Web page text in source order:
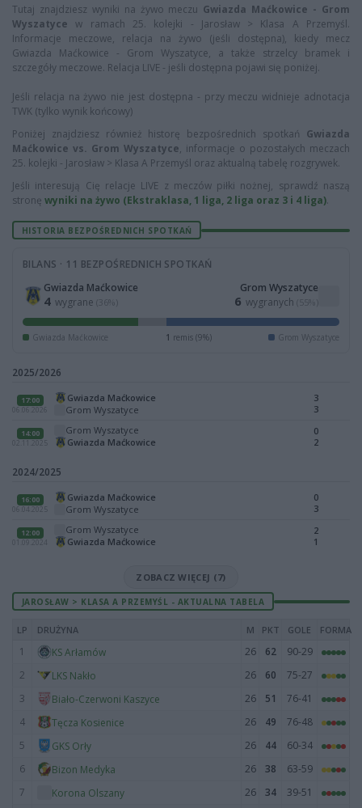
Tutaj znajdziesz wyniki na żywo meczu Gwiazda Maćkowice - Grom
Wyszatyce w ramach 25. kolejki - Jarosław > Klasa A Przemyśl.
Informacje meczowe, relacja na żywo (jeśli dostępna), kiedy mecz
Gwiazda Maćkowice - Grom Wyszatyce, a także strzelcy bramek i
szczegóły meczowe. Relacja LIVE - jeśli dostępna pojawi się poniżej.
Jeśli relacja na żywo nie jest dostępna - przy meczu widnieje adnotacja
TWK (tylko wynik końcowy)
Poniżej znajdziesz również historę bezpośrednich spotkań Gwiazda
Maćkowice vs. Grom Wyszatyce, informacje o pozostałych meczach
25. kolejki - Jarosław > Klasa A Przemyśl oraz aktualną tabelę rozgrywek.
Jeśli interesują Cię relacje LIVE z meczów piłki nożnej, sprawdź naszą
stronę wyniki na żywo (Ekstraklasa, 1 liga, 2 liga oraz 3 i 4 liga).
HISTORIA BEZPOŚREDNICH SPOTKAŃ
BILANS · 11 BEZPOŚREDNICH SPOTKAŃ
Gwiazda Maćkowice
4 wygrane (36%)
Grom Wyszatyce
6 wygranych (55%)
Gwiazda Maćkowice 1 remis (9%) Grom Wyszatyce
2025/2026
17:00
06.06.2026
Gwiazda Maćkowice
Grom Wyszatyce
3
3
14:00
02.11.2025
Grom Wyszatyce
Gwiazda Maćkowice
0
2
2024/2025
16:00
06.04.2025
Gwiazda Maćkowice
Grom Wyszatyce
0
3
12:00
01.09.2024
Grom Wyszatyce
Gwiazda Maćkowice
2
1
ZOBACZ WIĘCEJ (7)
JAROSŁAW > KLASA A PRZEMYŚL - AKTUALNA TABELA
LP DRUŻYNA M PKT GOLE FORMA
1 KS Arłamów 26 62
90-29
2
LKS Nakło 26 60
75-27
3
Biało-Czerwoni Kaszyce 26 51
76-41
4
Tęcza Kosienice 26 49
76-48
5
GKS Orły 26 44
60-34
6
Bizon Medyka 26 38
63-59
7
Korona Olszany 26 34
39-51